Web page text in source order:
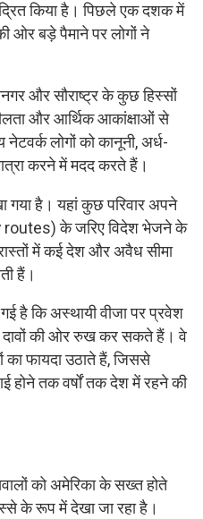
किया है। पिछले एक दशक में
ओर बड़े पैमाने पर लोगों ने
और सौराष्ट्र के कुछ हिस्सों
और आर्थिक आकांक्षाओं से
लोगों को कानूनी, अर्ध-
करने में मदद करते हैं।
गया है। यहां कुछ परिवार अपने
routes) के जरिए विदेश भेजने के
में कई देश और अवैध सीमा
हैं।
है कि अस्थायी वीजा पर प्रवेश
दावों की ओर रुख कर सकते हैं। वे
का फायदा उठाते हैं, जिससे
होने तक वर्षों तक देश में रहने की
को अमेरिका के सख्त होते
के रूप में देखा जा रहा है।